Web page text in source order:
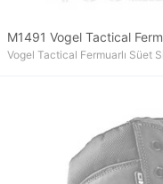
M1491 Vogel Tactical
Vogel Tactical Fermuarlı Süet